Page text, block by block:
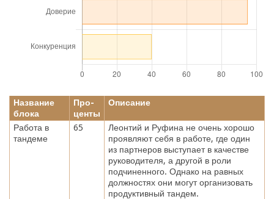
Название
блока
Про-
центы
Описание
Работа в
тандеме
65
Леонтий и Руфина не очень хорошо
проявляют себя в работе, где один
из партнеров выступает в качестве
руководителя, а другой в роли
подчиненного. Однако на равных
должностях они могут организовать
продуктивный тандем.